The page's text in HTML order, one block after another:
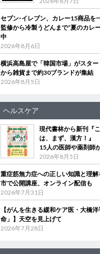
セブン‐イレブン、カレー15商品
監修から冷製うどんまで“夏のカレ
中
2026年8月6日
横浜高島屋で「韓国市場」がスタ
から雑貨まで約30ブランドが集結
2026年8月5日
ヘルスケア
現代書林から新刊『
は、まず、漢方！』
15人の医師や薬剤師
2026年8月5日
重症筋無力症への正しい知識と理
市で公開講座、オンライン配信も
2026年7月31日
【がんを生きる緩和ケア医・大橋
命」】天空を見上げて
2026年7月28日